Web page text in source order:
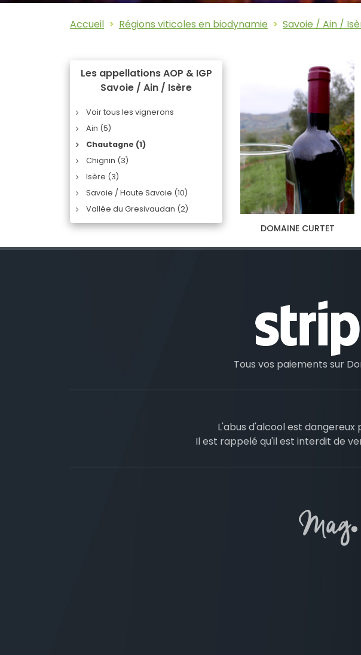
Accueil Régions viticoles en biodynamie Savoie / Ain /
DOMAINE CURTET
Les appellations AOP & IGP
Savoie / Ain / Isère
Voir tous les vignerons
Ain (5)
Chautagne (1)
Chignin (3)
Isère (3)
Savoie / Haute Savoie (10)
Vallée du Gresivaudan (2)
Tous vos paiements sur
L'abus d'alcool est
Il est rappelé qu'il est interdit de